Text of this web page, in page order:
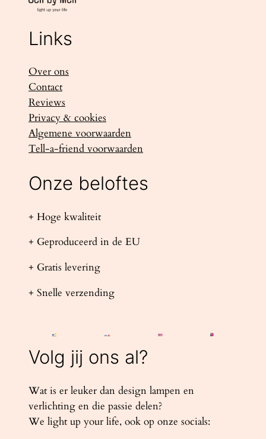
Links
Over ons
Contact
Reviews
Privacy & cookies
Algemene voorwaarden
Tell-a-friend voorwaarden
Onze beloftes
+ Hoge kwaliteit
+ Geproduceerd in de EU
+ Gratis levering
+ Snelle verzending
Volg jij ons al?
Wat is er leuker dan design lampen en
verlichting en die passie delen?
We light up your life, ook op onze socials: